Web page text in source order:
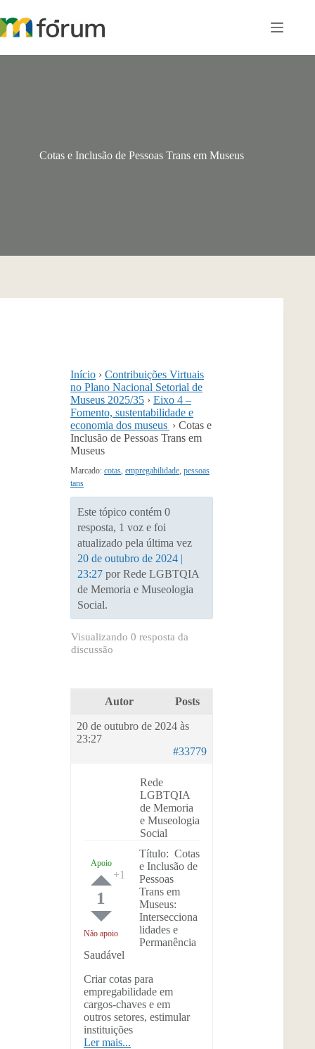
para
o
Cotas e Inclusão de Pessoas Trans em Museus
Início › Contribuições Virtuais
no Plano Nacional Setorial de
Museus 2025/35 › Eixo 4 –
Fomento, sustentabilidade e
economia dos museus › Cotas e
Inclusão de Pessoas Trans em
Museus
Marcado: cotas, empregabilidade, pessoas
tans
Este tópico contém 0
resposta, 1 voz e foi
atualizado pela última vez
20 de outubro de 2024 |
23:27 por Rede LGBTQIA
de Memoria e Museologia
Social.
Visualizando 0 resposta da
discussão
Autor Posts
20 de outubro de 2024 às
23:27
#33779
Rede
LGBTQIA
de Memoria
e Museologia
Social
Apoio
1
Não apoio
Título: Cotas
e Inclusão de
Pessoas
Trans em
Museus:
Intersecciona
lidades e
Permanência
Saudável
Criar cotas para
empregabilidade em
cargos-chaves e em
outros setores, estimular
instituições
Ler mais...